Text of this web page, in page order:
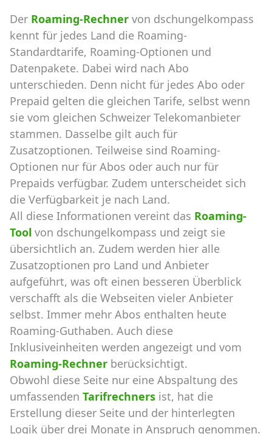
Der Roaming-Rechner von dschungelkompass
kennt für jedes Land die Roaming-
Standardtarife, Roaming-Optionen und
Datenpakete. Dabei wird nach Abo
unterschieden. Denn nicht für jedes Abo oder
Prepaid gelten die gleichen Tarife, selbst wenn
sie vom gleichen Schweizer Telekomanbieter
stammen. Dasselbe gilt auch für
Zusatzoptionen. Teilweise sind Roaming-
Optionen nur für Abos oder auch nur für
Prepaids verfügbar. Zudem unterscheidet sich
die Verfügbarkeit je nach Land.
All diese Informationen vereint das Roaming-
Tool von dschungelkompass und zeigt sie
übersichtlich an. Zudem werden hier alle
Zusatzoptionen pro Land und Anbieter
aufgeführt, was oft einen besseren Überblick
verschafft als die Webseiten vieler Anbieter
selbst. Immer mehr Abos enthalten heute
Roaming-Guthaben. Auch diese
Inklusiveinheiten werden angezeigt und vom
Roaming-Rechner berücksichtigt.
Obwohl diese Seite nur eine Abspaltung des
umfassenden Tarifrechners ist, hat die
Erstellung dieser Seite und der hinterlegten
Logik über drei Monate in Anspruch genommen.